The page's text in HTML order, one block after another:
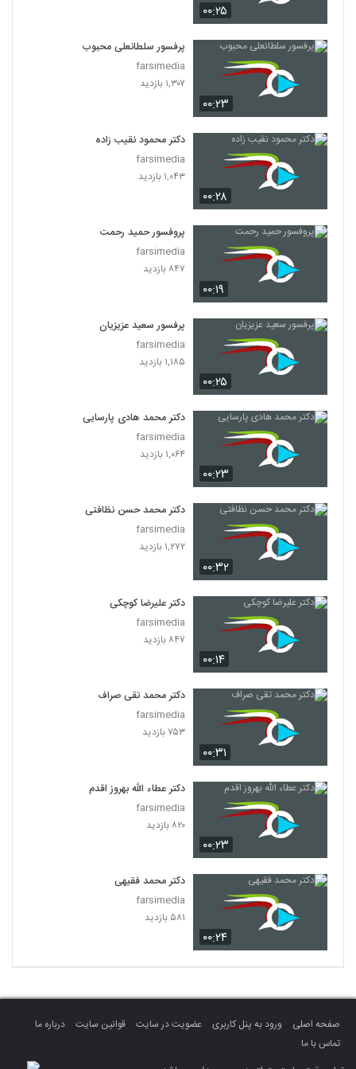
۰۰:۲۵
۰۰:۲۳
پرفسور سلطانعلی محبوب
farsimedia
۱,۳۰۷ بازدید
۰۰:۲۸
دکتر محمود نقیب زاده
farsimedia
۱,۰۴۳ بازدید
۰۰:۱۹
پروفسور حمید رحمت
farsimedia
۸۴۷ بازدید
۰۰:۲۵
پرفسور سعید عزیزیان
farsimedia
۱,۱۸۵ بازدید
۰۰:۲۳
دکتر محمد هادی پارسایی
farsimedia
۱,۰۶۴ بازدید
۰۰:۳۲
دکتر محمد حسن نظافتی
farsimedia
۱,۲۷۲ بازدید
۰۰:۱۴
دکتر علیرضا کوچکی
farsimedia
۸۴۷ بازدید
۰۰:۳۱
دکتر محمد تقی صراف
farsimedia
۷۵۳ بازدید
۰۰:۲۳
دکتر عطاء الله بهروز اقدم
farsimedia
۸۲۰ بازدید
۰۰:۲۴
دکتر محمد فقیهی
farsimedia
۵۸۱ بازدید
صفحه اصلی ورود به پنل کاربری عضویت در سایت قوانین سایت
درباره ما
تماس با ما